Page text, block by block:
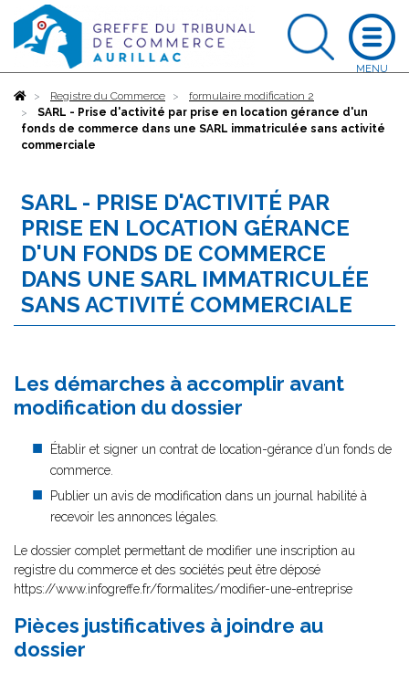
AccueilRegistre du Commerce
formulaire modification 2
SARL - Prise d'activité par prise en location gérance d'un
fonds de commerce dans une SARL immatriculée sans activité
commerciale
SARL - PRISE D'ACTIVITÉ PAR
PRISE EN LOCATION GÉRANCE
D'UN FONDS DE COMMERCE
DANS UNE SARL IMMATRICULÉE
SANS ACTIVITÉ COMMERCIALE
Les démarches à accomplir avant
modification du dossier
Établir et signer un contrat de location-gérance d’un fonds de
commerce.
Publier un avis de modification dans un journal habilité à
recevoir les annonces légales.
Le dossier complet permettant de modifier une inscription au
registre du commerce et des sociétés peut être déposé
https://www.infogreffe.fr/formalites/modifier-une-entreprise
Pièces justificatives à joindre au
dossier